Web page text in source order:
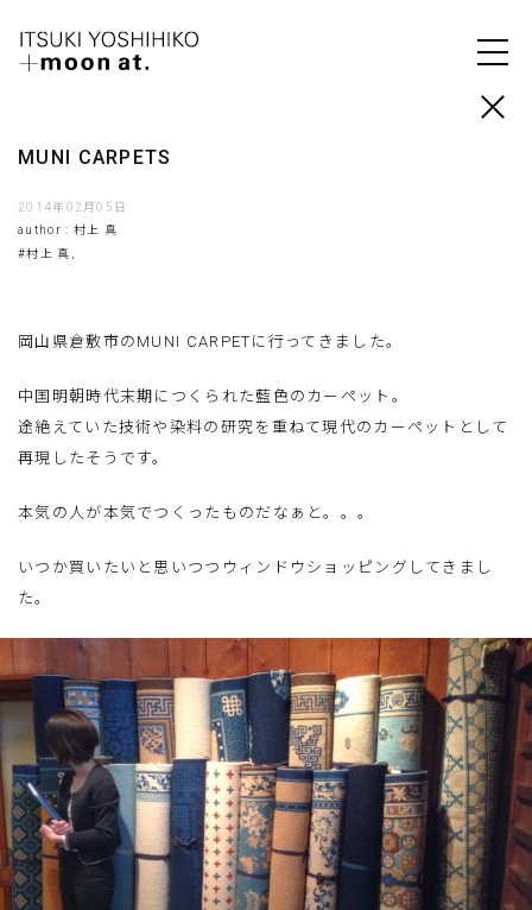
MUNI CARPETS
2014年02月05日
author : 村上 真
#村上 真,
岡山県倉敷市のMUNI CARPETに行ってきました。
中国明朝時代末期につくられた藍色のカーペット。
途絶えていた技術や染料の研究を重ねて現代のカーペットとして
再現したそうです。
本気の人が本気でつくったものだなぁと。。。
いつか買いたいと思いつつウィンドウショッピングしてきまし
た。